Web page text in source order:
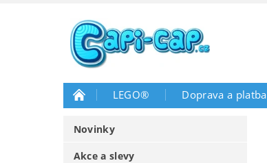
LEGO® Doprava a platba
Novinky
Akce a slevy